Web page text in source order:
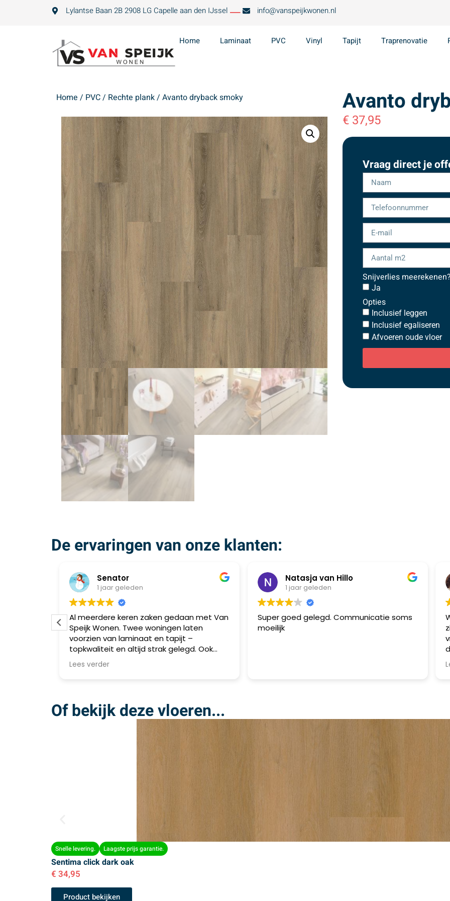
Lylantse Baan 2B 2908 LG Capelle aan den IJssel info@vanspeijkwonen.nl
Home Laminaat PVC Vinyl Tapijt Traprenovatie
Home / PVC/ Rechte plank/ Avanto dryback smoky Avanto
€ 37,95
Vraag direct je
Snijverlies meerekenen?
Ja
Opties
Inclusief leggen
Inclusief egaliseren
Afvoeren oude vloer
De ervaringen van onze klanten:
Senator
1 jaar geleden
Al meerdere keren zaken gedaan met Van
Speijk Wonen. Twee woningen laten
voorzien van laminaat en tapijt –
topkwaliteit en altijd strak gelegd. Ook
meerdere vrienden via mij geholpen,
allemaal zeer tevreden. Betrouwbaar,
Lees verder
Natasja van Hillo
1 jaar geleden
Super goed gelegd. Communicatie soms
moeilijk
Of bekijk deze vloeren...
Snelle levering. Laagste prijs garantie.
Sentima click dark oak
€ 34,95
Product bekijken